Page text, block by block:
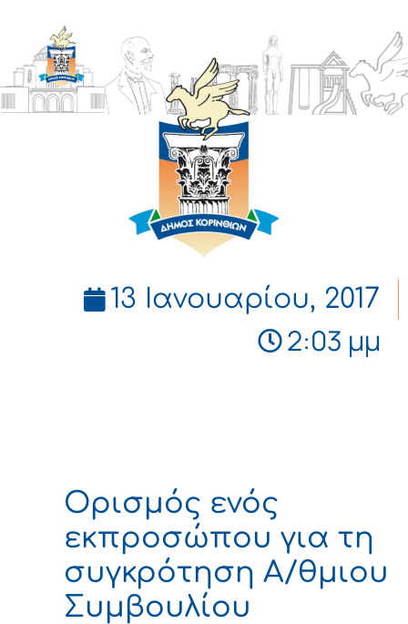
ΔΗΜΟΣ
ΚΟΡΙΝΘΙΩΝ
13 Ιανουαρίου, 2017
2:03 μμ
Ορισμός ενός
εκπροσώπου για τη
συγκρότηση Α/θμιου
Συμβουλίου